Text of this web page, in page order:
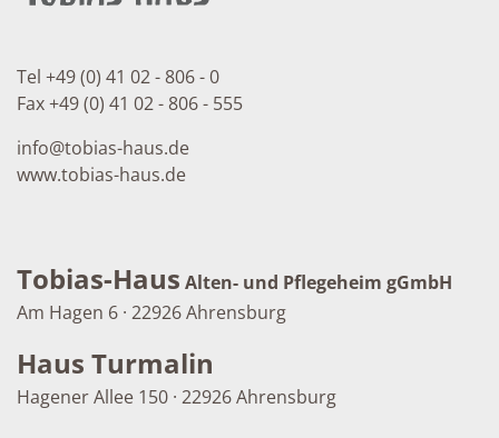
Tel +49 (0) 41 02 - 806 - 0
Fax +49 (0) 41 02 - 806 - 555
info@tobias-haus.de
www.tobias-haus.de
Tobias-Haus Alten- und Pflegeheim gGmbH
Am Hagen 6 · 22926 Ahrensburg
Haus Turmalin
Hagener Allee 150 · 22926 Ahrensburg